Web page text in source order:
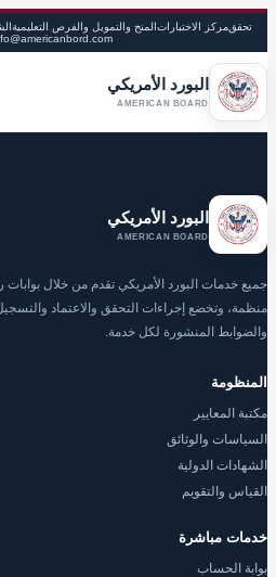
تحققمركز الاختباراتالمنح والتمويل والفرص التعليمية
البورد الأمريكي
AMERICAN BOARD
البورد الأمريكي
AMERICAN BOARD
جميع خدمات البورد الأمريكي تقدم من خلال بوابات
منظمة، وتخضع إجراءات التحقق والاعتماد
والضوابط المنشورة لكل خدمة.
المنظومة
مكتبة المعايير
السياسات والوثائق
الشهادات الدولية
القياس والتقويم
خدمات مباشرة
بوابة الحساب